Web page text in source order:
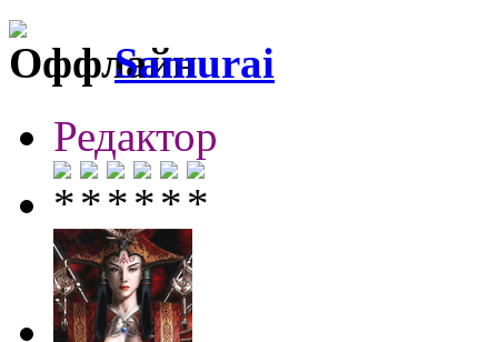
Samurai
Редактор